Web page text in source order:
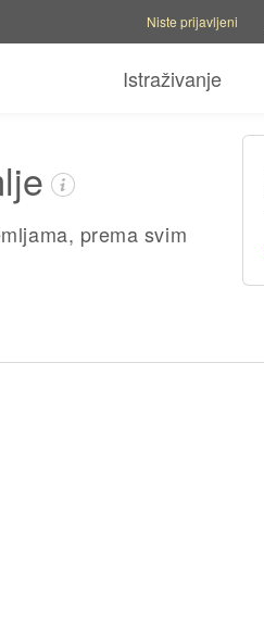
Niste prijavljeni
Istraživanje
prema svim